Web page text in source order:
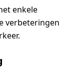
enkele
verbeteringen